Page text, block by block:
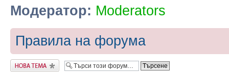
Модератор: Moderators
Правила на форума
Публикувай нова
тема